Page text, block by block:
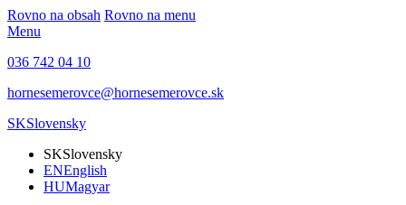
Rovno na obsah Rovno na menu
Menu
036 742 04 10
hornesemerovce@hornesemerovce.sk
SKSlovensky
SKSlovensky
ENEnglish
HUMagyar